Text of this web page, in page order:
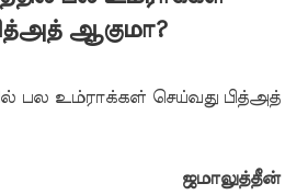
ஆகுமா?
பல உம்ராக்கள் செய்வது பித்அத்
ஜமாலுத்தீன்